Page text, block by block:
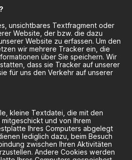
unsichtbares Textfragment oder
Website, der bzw. die dazu
Website zu erfassen. Um den
wir mehrere Tracker ein, die
über Sie speichern. Wir
dass sie Tracker auf unserer
für uns den Verkehr auf unserer
kleine Textdatei, die mit den
und von Ihrem
Ihres Computers abgelegt
lediglich dazu, beim Besuch
zwischen Ihren Aktivitäten
Andere Cookies werden